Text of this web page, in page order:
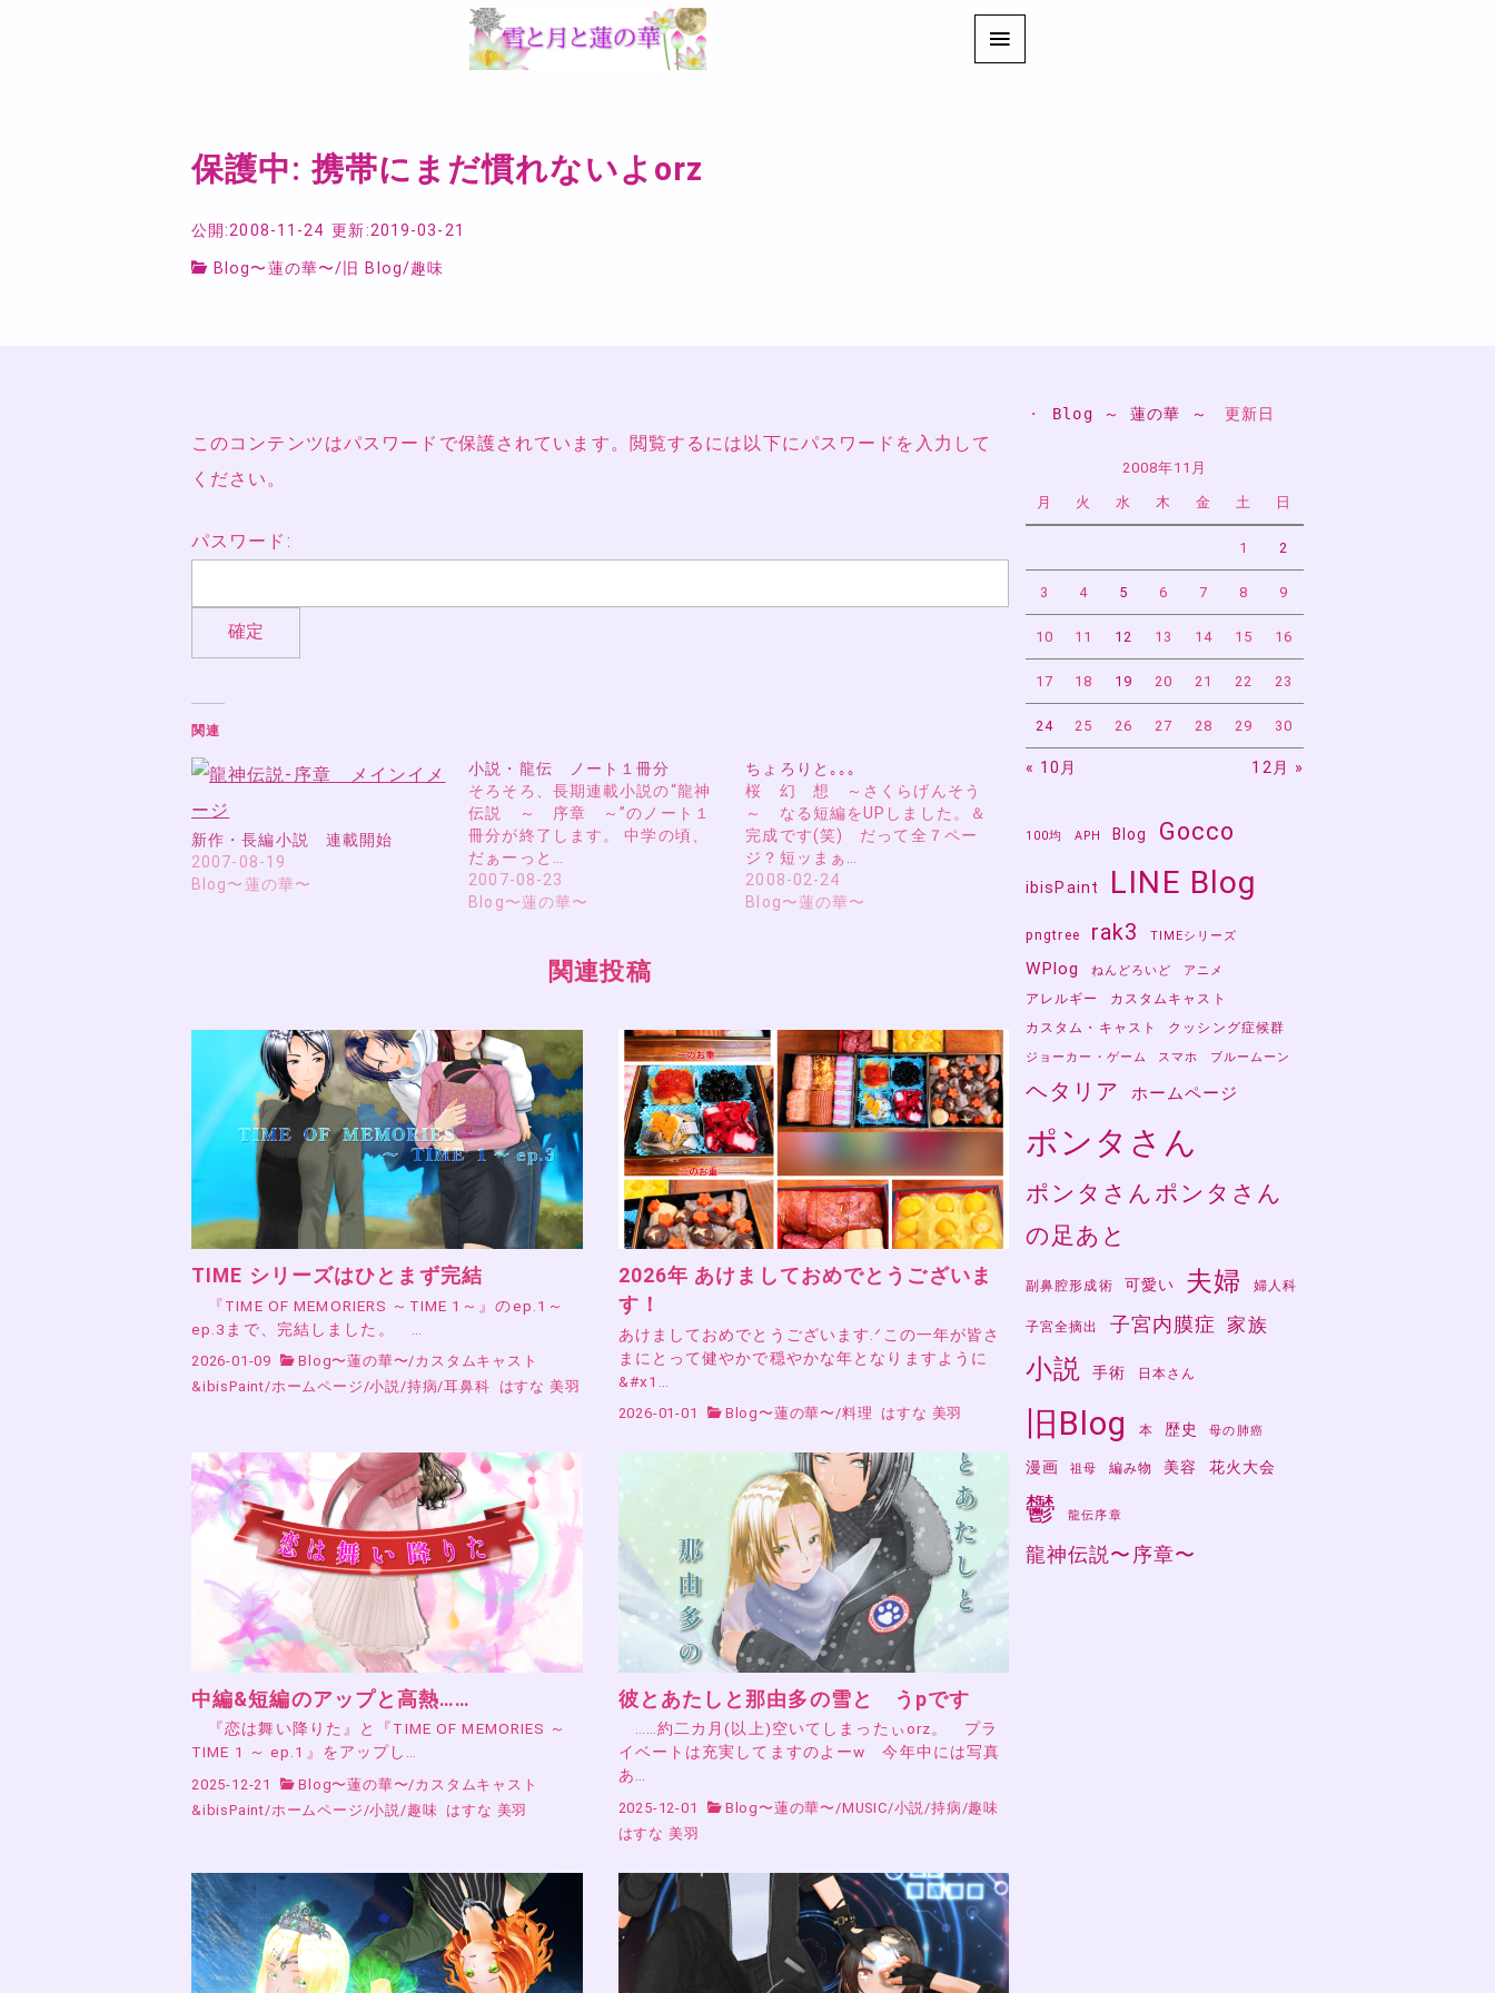
保護中: 携帯にまだ慣れないよorz
公開:2008-11-24 更新:2019-03-21
Blog〜蓮の華〜/ 旧 Blog/趣味
このコンテンツはパスワードで保護されています。閲覧するには以下にパスワードを入力して
ください。
パスワード:
関連
新作・長編小説 連載開始
2007-08-19
Blog〜蓮の華〜
小説・龍伝 ノート１冊分
そろそろ、長期連載小説の“龍神
伝説 ～ 序章 ～”のノート１
冊分が終了します。 中学の頃、
だぁーっと…
2007-08-23
Blog〜蓮の華〜
ちょろりと｡｡｡
桜 幻 想 ～さくらげんそう
～ なる短編をUPしました。＆
完成です(笑) だって全７ペー
ジ？短ッまぁ…
2008-02-24
Blog〜蓮の華〜
関連投稿
TIME シリーズはひとまず完結
『TIME OF MEMORIERS ～TIME 1～』のep.1～
ep.3まで、完結しました。 …
2026-01-09 Blog〜蓮の華〜/カスタムキャスト
&ibisPaint/ホームページ/小説/持病/耳鼻科 はすな 美羽
2026年 あけましておめでとうございま
す！
あけましておめでとうございます.ᐟこの一年が皆さ
まにとって健やかで穏やかな年となりますように
&#x1…
2026-01-01 Blog〜蓮の華〜/料理 はすな 美羽
中編&短編のアップと高熱……
『恋は舞い降りた』と『TIME OF MEMORIES ～
TIME 1 ～ ep.1』をアップし…
2025-12-21 Blog〜蓮の華〜/カスタムキャスト
&ibisPaint/ホームページ /小説 /趣味 はすな 美羽
彼とあたしと那由多の雪と うpです
……約二カ月(以上)空いてしまったぃorz。 プラ
イベートは充実してますのよーw 今年中には写真
あ…
2025-12-01 Blog〜蓮の華〜 /MUSIC/小説 /持病 /趣味
はすな 美羽
・ Blog ～ 蓮の華 ～ 更新日
2008年11月
月 火 水 木 金 土 日
1 2
3 4 5 6 7 8 9
10 11 12 13 14 15 16
17 18 19 20 21 22 23
24 25 26 27 28 29 30
« 10月 12月 »
100均 APH Blog Gocco
ibisPaint LINE Blog
pngtree rak3 TIMEシリーズ
WPlog ねんどろいど アニメ
アレルギー
カスタムキャスト
カスタム・キャスト
クッシング症候群
ジョーカー・ゲーム スマホ ブルームーン
ヘタリア ホームページ
ポンタさん
ポンタさんポンタさん
の足あと
副鼻腔形成術 可愛い 夫婦 婦人科
子宮全摘出 子宮内膜症 家族
小説 手術 日本さん
旧Blog 本 歴史 母の肺癌
漫画 祖母 編み物 美容 花火大会
鬱 龍伝序章
龍神伝説〜序章〜